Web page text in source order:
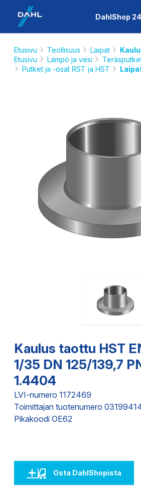
DahlShop
Etusivu Teollisuus Laipat
Etusivu
Lämpö ja vesi
Putket ja -osat RST ja HST
Kaulus taottu HST
1/35 DN 125/139,7
1.4404
LVI-numero 1172469
Toimittajan tuotenumero
Pikakoodi OE62
Osta DahlShopista